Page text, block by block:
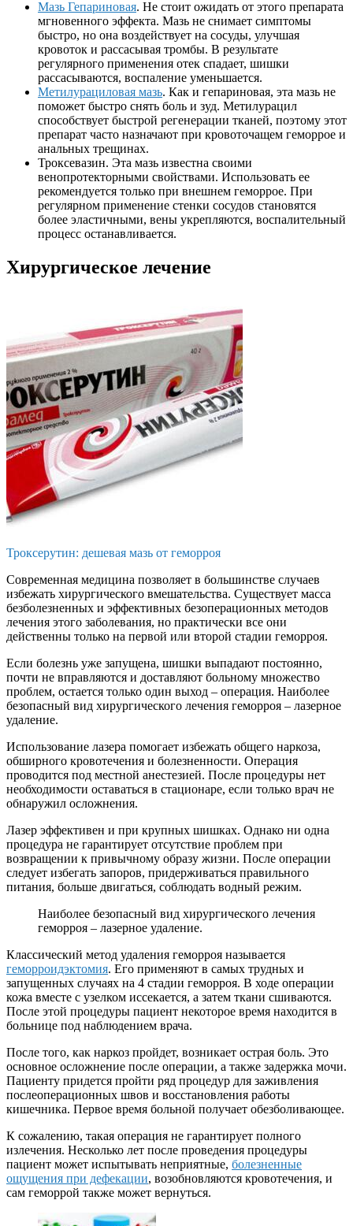
Мазь Гепариновая. Не стоит ожидать от этого препарата
мгновенного эффекта. Мазь не снимает симптомы
быстро, но она воздействует на сосуды, улучшая
кровоток и рассасывая тромбы. В результате
регулярного применения отек спадает, шишки
рассасываются, воспаление уменьшается.
Метилурациловая мазь. Как и гепариновая, эта мазь не
поможет быстро снять боль и зуд. Метилурацил
способствует быстрой регенерации тканей, поэтому этот
препарат часто назначают при кровоточащем геморрое и
анальных трещинах.
Троксевазин. Эта мазь известна своими
венопротекторными свойствами. Использовать ее
рекомендуется только при внешнем геморрое. При
регулярном применение стенки сосудов становятся
более эластичными, вены укрепляются, воспалительный
процесс останавливается.
Хирургическое лечение
Троксерутин: дешевая мазь от геморроя
Современная медицина позволяет в большинстве случаев
избежать хирургического вмешательства. Существует масса
безболезненных и эффективных безоперационных методов
лечения этого заболевания, но практически все они
действенны только на первой или второй стадии геморроя.
Если болезнь уже запущена, шишки выпадают постоянно,
почти не вправляются и доставляют больному множество
проблем, остается только один выход – операция. Наиболее
безопасный вид хирургического лечения геморроя – лазерное
удаление.
Использование лазера помогает избежать общего наркоза,
обширного кровотечения и болезненности. Операция
проводится под местной анестезией. После процедуры нет
необходимости оставаться в стационаре, если только врач не
обнаружил осложнения.
Лазер эффективен и при крупных шишках. Однако ни одна
процедура не гарантирует отсутствие проблем при
возвращении к привычному образу жизни. После операции
следует избегать запоров, придерживаться правильного
питания, больше двигаться, соблюдать водный режим.
Наиболее безопасный вид хирургического лечения
геморроя – лазерное удаление.
Классический метод удаления геморроя называется
геморроидэктомия. Его применяют в самых трудных и
запущенных случаях на 4 стадии геморроя. В ходе операции
кожа вместе с узелком иссекается, а затем ткани сшиваются.
После этой процедуры пациент некоторое время находится в
больнице под наблюдением врача.
После того, как наркоз пройдет, возникает острая боль. Это
основное осложнение после операции, а также задержка мочи.
Пациенту придется пройти ряд процедур для заживления
послеоперационных швов и восстановления работы
кишечника. Первое время больной получает обезболивающее.
К сожалению, такая операция не гарантирует полного
излечения. Несколько лет после проведения процедуры
пациент может испытывать неприятные, болезненные
ощущения при дефекации, возобновляются кровотечения, и
сам геморрой также может вернуться.